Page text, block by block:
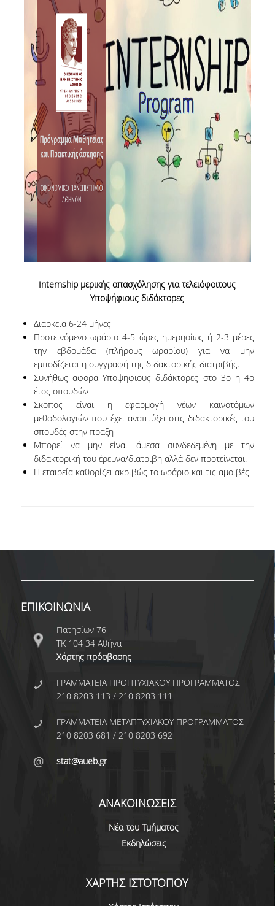
ΔΡΑΣΕΙΣ
ΕΡΓΑΣΤΗΡΙΑ
ΕΡΓΑΣΤΗΡΙΟ ΕΦΑΡΜΟΣΜΕΝΗΣ ΣΤΑΤΙΣΤΙΚΗΣ,
ΠΙΘΑΝΟΤΗΤΩΝ ΚΑΙ ΑΝΑΛΥΣΗΣ ΔΕΔΟΜΕΝΩΝ
ΕΡΓΑΣΤΗΡΙΟ ΣΤΑΤΙΣΤΙΚΗΣ ΜΕΘΟΔΟΛΟΓΙΑΣ
ΕΡΓΑΣΤΗΡΙΟ ΥΠΟΛΟΓΙΣΤΙΚΗΣ ΚΑΙ
ΜΠΕΫΖΙΑΝΗΣ ΣΤΑΤΙΣΤΙΚΗΣ
ΕΡΓΑΣΤΗΡΙΟ ΣΤΟΧΑΣΤΙΚΗΣ
ΜΟΝΤΕΛΟΠΟΙΗΣΗΣ ΚΑΙ ΕΦΑΡΜΟΓΩΝ
ΥΠΗΡΕΣΙΑ ΣΥΜΒΟΥΛΟΥ ΨΥΧΙΚΗΣ ΥΓΕΙΑΣ
CALENDARS
EVENT CALENDAR
SOCIAL MEDIA
ΣΧΟΛΗ ΕΠΙΣΤΗΜΩΝ ΚΑΙ ΤΕΧΝΟΛΟΓΙΑΣ ΤΗΣ
ΠΛΗΡΟΦΟΡΙΑΣ
ΑΝΘΡΩΠΙΝΟ ΔΥΝΑΜΙΚΟ
ΜΕΛΗ ΔΕΠ
ΕΡΓΑΣΤΗΡΙΑΚΟ ΔΙΔΑΚΤΙΚΟ ΠΡΟΣΩΠΙΚΟ
(Ε.ΔΙ.Π.)
ΕΙΔΙΚΟ ΤΕΧΝΙΚΟ ΕΡΓΑΣΤΗΡΙΑΚΟ ΠΡΟΣΩΠΙΚΟ
(Ε.Τ.Ε.Π)
ΠΡΟΚΗΡΥΞΕΙΣ ΑΠΟΚΤΗΣΗΣ ΑΚΑΔΗΜΑΪΚΗΣ
ΕΜΠΕΙΡΙΑΣ
ΩΡΕΣ ΓΡΑΦΕΙΟΥ
ΟΔΗΓΟΣ ΣΠΟΥΔΩΝ
ΟΔΗΓΟΣ ΣΠΟΥΔΩΝ 2025-26
ΜΑΘΗΜΑΤΑ ΠΡΟΓΡΑΜΜΑΤΟΣ
ΜΑΘΗΜΑΤΑ ΕΛΕΥΘΕΡΗΣ
Internship μερικής απασχόλησης για τελειόφοιτους
Υποψήφιους διδάκτορες
Διάρκεια 6-24 μήνες
Προτεινόμενο ωράριο 4-5 ώρες ημερησίως ή 2-3 μέρες
την εβδομάδα (πλήρους ωραρίου) για να μην
εμποδίζεται η συγγραφή της διδακτορικής διατριβής.
Συνήθως αφορά Υποψήφιους διδάκτορες στο 3οή 4ο
έτος σπουδών
Σκοπός είναι η εφαρμογή νέων καινοτόμων
μεθοδολογιών που έχει αναπτύξει στις διδακτορικές του
σπουδές στην πράξη
Μπορεί να μην είναι άμεσα συνδεδεμένη με την
διδακτορική του έρευνα/διατριβή αλλά δεν προτείνεται.
Η εταιρεία καθορίζει ακριβώς το ωράριο και τις αμοιβές
ΕΠΙΚΟΙΝΩΝΙΑ
Πατησίων 76
ΤΚ 104 34 Αθήνα
Χάρτης πρόσβασης
ΓΡΑΜΜΑΤΕΙΑ ΠΡΟΠΤΥΧΙΑΚΟΥ ΠΡΟΓΡΑΜΜΑΤΟΣ
210 8203 113 / 210 8203 111
ΓΡΑΜΜΑΤΕΙΑ ΜΕΤΑΠΤΥΧΙΑΚΟΥ ΠΡΟΓΡΑΜΜΑΤΟΣ
210 8203 681 / 210 8203 692
stat@aueb.gr
ΑΝΑΚΟΙΝΩΣΕΙΣ
Νέα του Τμήματος
Εκδηλώσεις
ΧΑΡΤΗΣ ΙΣΤΟΤΟΠΟΥ